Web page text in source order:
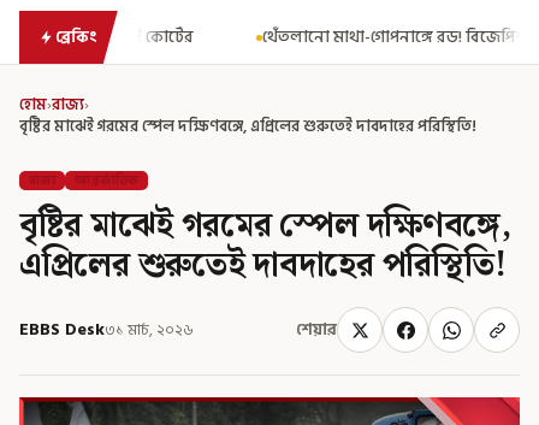
ব্রেকিং
থেঁতলানো মাথা-গোপনাঙ্গে রড! বিজেপিশাসিত অসমে নাবালিকার
হোম›রাজ্য›
বৃষ্টির মাঝেই গরমের স্পেল দক্ষিণবঙ্গে, এপ্রিলের শুরুতেই দাবদাহের পরিস্থিতি!
রাজ্য আন্তর্জাতিক
বৃষ্টির মাঝেই গরমের স্পেল দক্ষিণবঙ্গে,
এপ্রিলের শুরুতেই দাবদাহের পরিস্থিতি!
EBBS Desk৩১ মার্চ, ২০২৬ শেয়ার